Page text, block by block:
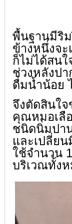
พื้นฐานมีริ
ข้างหนึ่งจ
ก็ไม่ได้สนใ
ช่วงหลังปา
ดื่มน้ำน้อย
จึงตัดสินใ
คุณหมอเลื
ชนิดนิ่มปา
และเปลี่ย
ใช้จำนวน
บริเวณทั้ง